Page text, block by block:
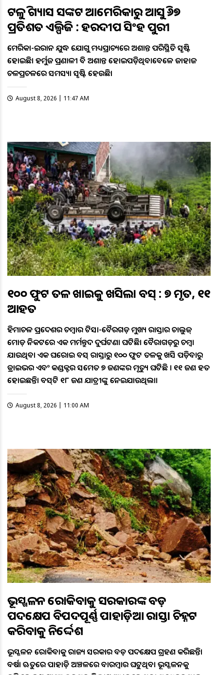
ଟଳୁଛି ଗ୍ୟାସ ସଙ୍କଟ ଆମେରିକାରୁ ଆସୁଛି ୬୭
ପ୍ରତିଶତ ଏଲ୍ପିଜି : ହରଦୀପ ସିଂହ ପୁରୀ
ଆମେରିକା-ଇରାନ ଯୁଦ୍ଧ ଯୋଗୁ ମଧ୍ୟପ୍ରାଚ୍ୟରେ ଅଶାନ୍ତ ପରିସ୍ଥିତି ସୃଷ୍ଟି
ହୋଇଛି। ହର୍ମୁଜ ପ୍ରଣାଳୀ ବି ଅଶାନ୍ତ ହୋଇପଡ଼ିଥିବାବେଳେ ଜାହାଜ
ଚଳପ୍ରଚଳରେ ସମସ୍ୟା ସୃଷ୍ଟି ହେଉଛି।
August 8, 2026 | 11:47 AM
୧୦୦ ଫୁଟ ତଳ ଖାଇକୁ ଖସିଲା ବସ୍ : ୭ ମୃତ, ୧୧
ଆହତ
ହିମାଚଳ ପ୍ରଦେଶର ଚମ୍ବାର ଟିସା-ବୈରଗଡ଼ ମୁଖ୍ୟ ରାସ୍ତାର ଚାଲୁଜ୍
ମୋଡ଼ ନିକଟରେ ଏକ ମର୍ମନ୍ତୁଦ ଦୁର୍ଘଟଣା ଘଟିଛି। ବୈରାଗଡ଼ରୁ ଚମ୍ବା
ଯାଉଥିବା ଏକ ଘରୋଇ ବସ୍ ରାସ୍ତାରୁ ୧୦୦ ଫୁଟ ତଳକୁ ଖସି ପଡ଼ିବାରୁ
ଡ୍ରାଇଭର ଏବଂ କଣ୍ଡକ୍ଟର ସମେତ ୭ ଜଣଙ୍କର ମୃତ୍ୟୁ ଘଟିଛି । ୧୧ ଜଣ ଆହତ
ହୋଇଛନ୍ତି। ବସ୍‌ଟି ୧୮ ଜଣ ଯାତ୍ରୀଙ୍କୁ ନେଇଯାଉଥିଲା।
August 8, 2026 | 11:00 AM
ଭୂସ୍ଖଳନ ରୋକିବାକୁ ସରକାରଙ୍କ ବଡ଼
ପଦକ୍ଷେପ ବିପଦପୂର୍ଣ୍ଣ ପାହାଡ଼ିଆ ରାସ୍ତା ଚିହ୍ନଟ
କରିବାକୁ ନିର୍ଦ୍ଦେଶ
ଭୂସ୍ଖଳନ ରୋକିବାକୁ ରାଜ୍ୟ ସରକାର ବଡ଼ ପଦକ୍ଷେପ ଗ୍ରହଣ କରିଛନ୍ତି।
ବର୍ଷା ଋତୁରେ ପାହାଡ଼ିଆ ଅଞ୍ଚଳରେ ବାରମ୍ବାର ଘଟୁଥିବା ଭୂସ୍ଖଳନକୁ